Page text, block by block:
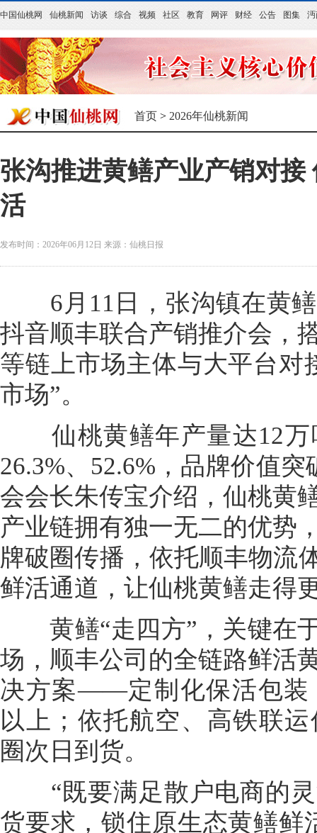
中国仙桃网 仙桃新闻 访谈 综合 视频 社区 教育 网评 财经 公告 图集
首页 > 2026年仙桃新闻
张沟推进黄鳝产业产销对
活
发布时间：2026年06月12日 来源： 仙桃日报
6月11日，张沟镇在黄鳝
抖音顺丰联合产销推介会，
等链上市场主体与大平台对
市场”。
仙桃黄鳝年产量达12万
26.3%、52.6%，品牌价值
会会长朱传宝介绍，仙桃黄
产业链拥有独一无二的优势
牌破圈传播，依托顺丰物流
鲜活通道，让仙桃黄鳝走得
黄鳝“走四方”，关键在于
场，顺丰公司的全链路鲜活
决方案——定制化保活包装
以上；依托航空、高铁联
圈次日到货。
“既要满足散户电商的灵
货要求，锁住原生态黄鳝鲜